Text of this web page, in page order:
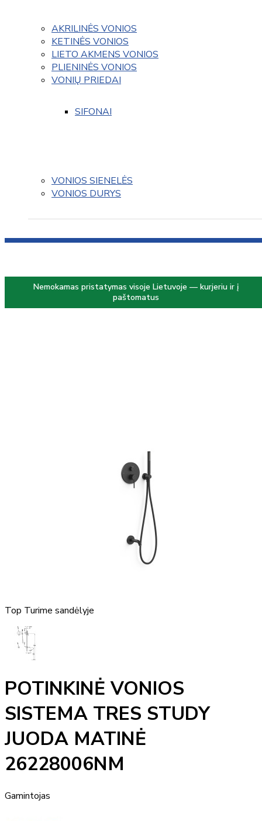
AKRILINĖS VONIOS
KETINĖS VONIOS
LIETO AKMENS VONIOS
PLIENINĖS VONIOS
VONIŲ PRIEDAI
SIFONAI
VONIOS SIENELĖS
VONIOS DURYS
Nemokamas pristatymas visoje Lietuvoje — kurjeriu ir į
paštomatus
Top Turime sandėlyje
POTINKINĖ VONIOS
SISTEMA TRES STUDY
JUODA MATINĖ
26228006NM
Gamintojas